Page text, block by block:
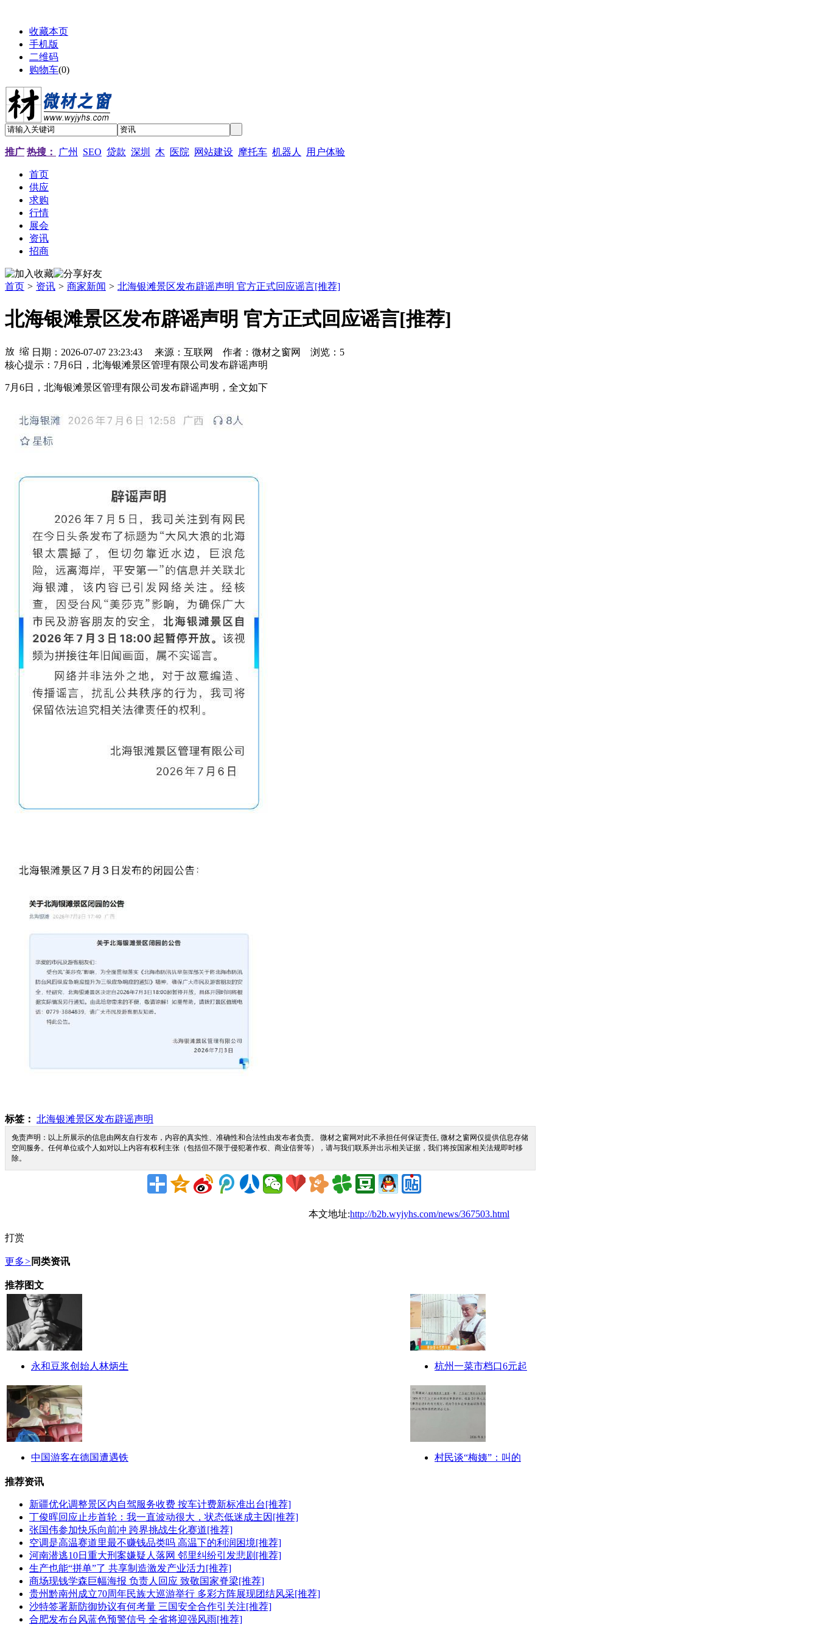
收藏本页
手机版
二维码
购物车(0)
推广 热搜： 广州 SEO 贷款 深圳 木 医院 网站建设 摩托车 机器人 用户体验
首页
供应
求购
行情
展会
资讯
招商
首页 > 资讯 > 商家新闻 > 北海银滩景区发布辟谣声明 官方正式回应谣言[推荐]
北海银滩景区发布辟谣声明 官方正式回应谣言[推荐]
日期：2026-07-07 23:23:43 来源：互联网 作者：微材之窗网 浏览： 5
核心提示：7月6日，北海银滩景区管理有限公司发布辟谣声明
7月6日，北海银滩景区管理有限公司发布辟谣声明，全文如下
标签： 北海银滩景区发布辟谣声明
免责声明：以上所展示的信息由网友自行发布，内容的真实性、准确性和合法性由发布者负责。 微材之窗网对此不承担任何保证责任, 微材之窗网仅提供信息存储
空间服务。任何单位或个人如对以上内容有权利主张（包括但不限于侵犯著作权、商业信誉等），请与我们联系并出示相关证据，我们将按国家相关法规即时移
除。
本文地址:http://b2b.wyjyhs.com/news/367503.html
打赏
更多> 同类资讯
推荐图文
永和豆浆创始人林炳生 杭州一菜市档口6元起
中国游客在德国遭遇铁 村民谈“梅姨”：叫的
推荐资讯
新疆优化调整景区内自驾服务收费 按车计费新标准出台[推荐]
丁俊晖回应止步首轮：我一直波动很大，状态低迷成主因[推荐]
张国伟参加快乐向前冲 跨界挑战生化赛道[推荐]
空调是高温赛道里最不赚钱品类吗 高温下的利润困境[推荐]
河南潜逃10日重大刑案嫌疑人落网 邻里纠纷引发悲剧[推荐]
生产也能“拼单”了 共享制造激发产业活力[推荐]
商场现钱学森巨幅海报 负责人回应 致敬国家脊梁[推荐]
贵州黔南州成立70周年民族大巡游举行 多彩方阵展现团结风采[推荐]
沙特签署新防御协议有何考量 三国安全合作引关注[推荐]
合肥发布台风蓝色预警信号 全省将迎强风雨[推荐]